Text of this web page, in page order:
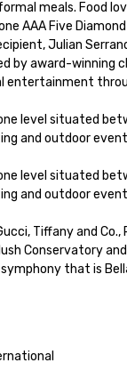
meals. Food
AAA Five
Julian
award-
entertainment
level situated
and outdoor
level situated
and outdoor
Tiffany and
that is